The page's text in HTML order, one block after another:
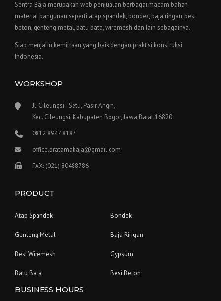
Sentra Baja merupakan web penjualan berbagai macam bahan
material bangunan seperti atap spandek, bondek, baja ringan, besi
beton, genteng metal, batu bata, wiremesh dan lain sebagainya.
Siap menjalin kemitraan yang baik dengan praktisi konstruksi
Indonesia.
WORKSHOP
Jl. Cileungsi - Setu, Pasir Angin,
Kec. Cileungsi, Kabupaten Bogor, Jawa Barat 16820
0812 8947 8187
office.pratamabaja@gmail.com
FAX: (021) 80488786
PRODUCT
Atap Spandek Bondek
Genteng Metal Baja Ringan
Besi Wiremesh Gypsum
Batu Bata Besi Beton
BUSINESS HOURS